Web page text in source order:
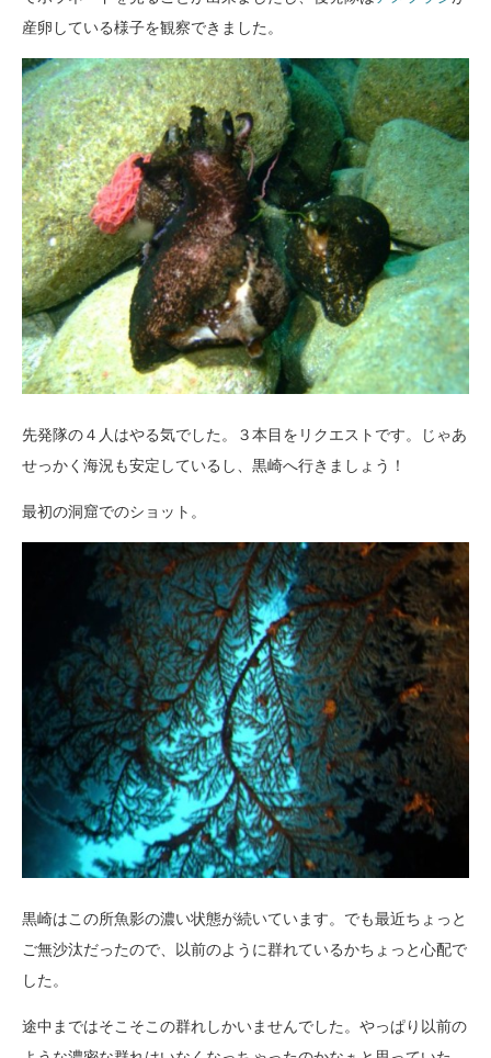
産卵している様子を観察できました。
先発隊の４人はやる気でした。３本目をリクエストです。じゃあ
せっかく海況も安定しているし、黒崎へ行きましょう！
最初の洞窟でのショット。
黒崎はこの所魚影の濃い状態が続いています。でも最近ちょっと
ご無沙汰だったので、以前のように群れているかちょっと心配で
した。
途中まではそこそこの群れしかいませんでした。やっぱり以前の